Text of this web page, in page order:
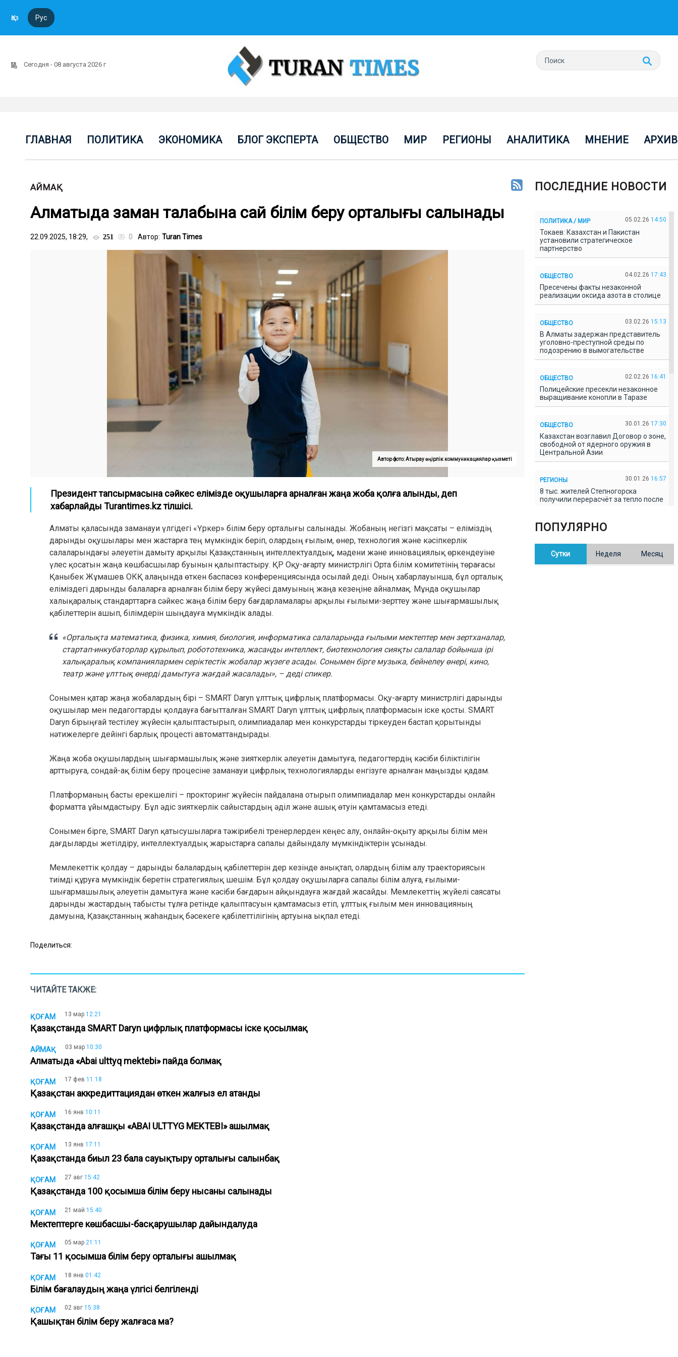
Қаз Рус
Сегодня - 08 августа 2026 г
ГЛАВНАЯ ПОЛИТИКА ЭКОНОМИКА БЛОГ ЭКСПЕРТА ОБЩЕСТВО МИР РЕГИОНЫ АНАЛИТИКА МНЕНИЕ АРХИВ
АЙМАҚ
Алматыда заман талабына сай білім беру орталығы салынады
22.09.2025, 18:29, 251 0 Автор: Turan Times
Автор фото: Атырау өңірлік коммуникациялар қызметі
Президент тапсырмасына сәйкес елімізде оқушыларға арналған жаңа жоба қолға алынды, деп
хабарлайды Turantimes.kz тілшісі.
Алматы қаласында заманауи үлгідегі «Үркер» білім беру орталығы салынады. Жобаның негізгі мақсаты – еліміздің
дарынды оқушылары мен жастарға тең мүмкіндік беріп, олардың ғылым, өнер, технология және кәсіпкерлік
салаларындағы әлеуетін дамыту арқылы Қазақстанның интеллектуалдық, мәдени және инновациялық өркендеуіне
үлес қосатын жаңа көшбасшылар буынын қалыптастыру. ҚР Оқу-ағарту министрлігі Орта білім комитетінің төрағасы
Қаныбек Жұмашев ОКҚ алаңында өткен баспасөз конференциясында осылай деді. Оның хабарлауынша, бұл орталық
еліміздегі дарынды балаларға арналған білім беру жүйесі дамуының жаңа кезеңіне айналмақ. Мұнда оқушылар
халықаралық стандарттарға сәйкес жаңа білім беру бағдарламалары арқылы ғылыми-зерттеу және шығармашылық
қабілеттерін ашып, білімдерін шыңдауға мүмкіндік алады.
«Орталықта математика, физика, химия, биология, информатика салаларында ғылыми мектептер мен зертханалар,
стартап-инкубаторлар құрылып, робототехника, жасанды интеллект, биотехнология сияқты салалар бойынша ірі
халықаралық компаниялармен серіктестік жобалар жүзеге асады. Сонымен бірге музыка, бейнелеу өнері, кино,
театр және ұлттық өнерді дамытуға жағдай жасалады», – деді спикер.
Сонымен қатар жаңа жобалардың бірі – SMART Daryn ұлттық цифрлық платформасы. Оқу-ағарту министрлігі дарынды
оқушылар мен педагогтарды қолдауға бағытталған SMART Daryn ұлттық цифрлық платформасын іске қосты. SMART
Daryn бірыңғай тестілеу жүйесін қалыптастырып, олимпиадалар мен конкурстарды тіркеуден бастап қорытынды
нәтижелерге дейінгі барлық процесті автоматтандырады.
Жаңа жоба оқушылардың шығармашылық және зияткерлік әлеуетін дамытуға, педагогтердің кәсіби біліктілігін
арттыруға, сондай-ақ білім беру процесіне заманауи цифрлық технологияларды енгізуге арналған маңызды қадам.
Платформаның басты ерекшелігі – прокторинг жүйесін пайдалана отырып олимпиадалар мен конкурстарды онлайн
форматта ұйымдастыру. Бұл әдіс зияткерлік сайыстардың әділ және ашық өтуін қамтамасыз етеді.
Сонымен бірге, SMART Daryn қатысушыларға тәжірибелі тренерлерден кеңес алу, онлайн-оқыту арқылы білім мен
дағдыларды жетілдіру, интеллектуалдық жарыстарға сапалы дайындалу мүмкіндіктерін ұсынады.
Мемлекеттік қолдау – дарынды балалардың қабілеттерін дер кезінде анықтап, олардың білім алу траекториясын
тиімді құруға мүмкіндік беретін стратегиялық шешім. Бұл қолдау оқушыларға сапалы білім алуға, ғылыми-
шығармашылық әлеуетін дамытуға және кәсіби бағдарын айқындауға жағдай жасайды. Мемлекеттің жүйелі саясаты
дарынды жастардың табысты тұлға ретінде қалыптасуын қамтамасыз етіп, ұлттық ғылым мен инновацияның
дамуына, Қазақстанның жаһандық бәсекеге қабілеттілігінің артуына ықпал етеді.
Поделиться:
ЧИТАЙТЕ ТАКЖЕ:
ҚОҒАМ 13 мар 12:21
Қазақстанда SMART Daryn цифрлық платформасы іске қосылмақ
АЙМАҚ 03 мар 10:30
Алматыда «Abai ulttyq mektebi» пайда болмақ
ҚОҒАМ 17 фев 11:18
Қазақстан аккредиттациядан өткен жалғыз ел атанды
ҚОҒАМ 16 янв 10:11
Қазақстанда алғашқы «ABAI ULTTYG MEKTEBI» ашылмақ
ҚОҒАМ 13 янв 17:11
Қазақстанда биыл 23 бала сауықтыру орталығы салынбақ
ҚОҒАМ 27 авг 15:42
Қазақстанда 100 қосымша білім беру нысаны салынады
ҚОҒАМ 21 май 15:40
Мектептерге көшбасшы-басқарушылар дайындалуда
ҚОҒАМ 05 мар 21:11
Тағы 11 қосымша білім беру орталығы ашылмақ
ҚОҒАМ 18 янв 01:42
Білім бағалаудың жаңа үлгісі белгіленді
ҚОҒАМ 02 авг 15:38
Қашықтан білім беру жалғаса ма?
ПОСЛЕДНИЕ НОВОСТИ
ПОЛИТИКА / МИР 05.02.26 14:50
Токаев: Казахстан и Пакистан
установили стратегическое
партнерство
ОБЩЕСТВО 04.02.26 17:43
Пресечены факты незаконной
реализации оксида азота в столице
ОБЩЕСТВО 03.02.26 15:13
В Алматы задержан представитель
уголовно-преступной среды по
подозрению в вымогательстве
ОБЩЕСТВО 02.02.26 16:41
Полицейские пресекли незаконное
выращивание конопли в Таразе
ОБЩЕСТВО 30.01.26 17:30
Казахстан возглавил Договор о зоне,
свободной от ядерного оружия в
Центральной Азии
РЕГИОНЫ 30.01.26 16:57
8 тыс. жителей Степногорска
получили перерасчёт за тепло после
В Казахстане готовят новую
редакцию Конституции: меняется
ПОПУЛЯРНО
Сутки Неделя Месяц